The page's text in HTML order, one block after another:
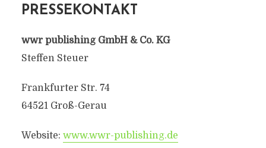
PRESSEKONTAKT
wwr publishing GmbH & Co. KG
Steffen Steuer
Frankfurter Str. 74
64521 Groß-Gerau
Website: www.wwr-publishing.de